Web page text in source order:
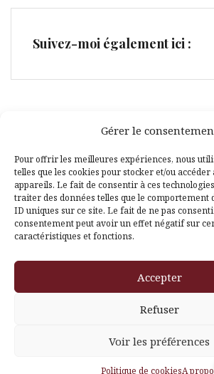
Gérer le
Pour offrir les meilleures expériences, nous
telles que les cookies pour stocker et/ou
appareils. Le fait de consentir à ces
traiter des données telles que le comportement
ID uniques sur ce site. Le fait de ne pas
consentement peut avoir un effet négatif sur
caractéristiques et fonctions.
Accepter
Refuser
Voir les préférences
Politique de cookiesA
Suivez-moi également ici :
Facebook
Pinterest
Themeisle